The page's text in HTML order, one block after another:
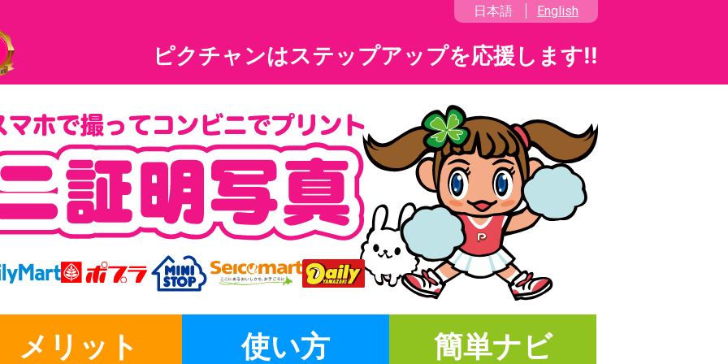
日本語 English
ピクチャンはステップアップを応援します!!
メリット 使い方 簡単ナビ